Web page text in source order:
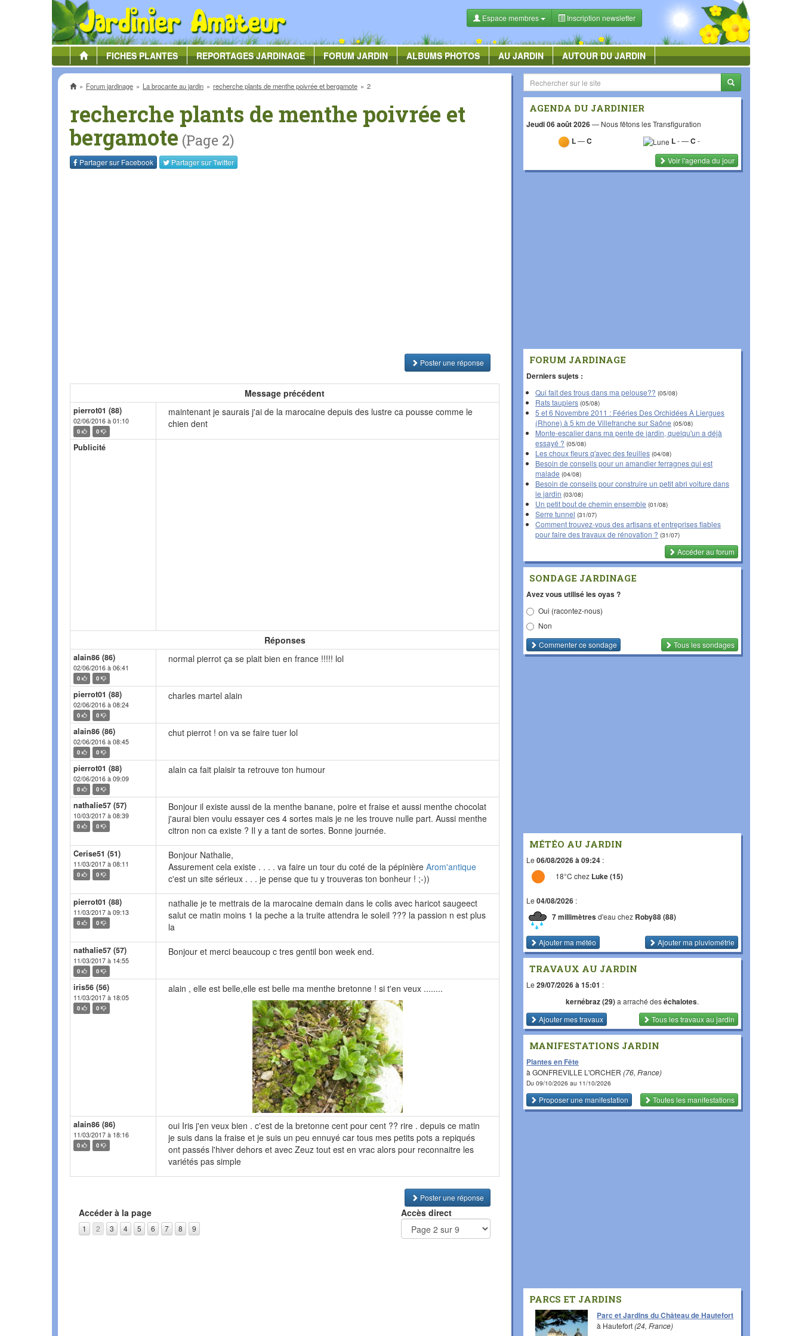
Espace membres Inscription newsletter
FICHESPLANTES REPORTAGESJARDINAGE FORUMJARDIN ALBUMSPHOTOS AU JARDIN AUTOUR DU JARDIN
AccueilForum jardinage La brocante au jardin recherche plants de menthe poivrée et bergamote 2
recherche plants de menthe poivrée et
bergamote (Page 2)
Partager sur Facebook Partager surTwitter
Poster une réponse
Message précédent
pierrot01 (88)
02/06/2016 à 01:10
0 0
maintenant je saurais j'ai de la marocaine depuis des lustre ca pousse comme le
chien dent
Publicité
Réponses
alain86 (86)
02/06/2016 à 06:41
0 0
normal pierrot ça se plait bien en france !!!!! lol
pierrot01 (88)
02/06/2016 à 08:24
0 0
charles martel alain
alain86 (86)
02/06/2016 à 08:45
0 0
chut pierrot ! on va se faire tuer lol
pierrot01 (88)
02/06/2016 à 09:09
0 0
alain ca fait plaisir ta retrouve ton humour
nathalie57 (57)
10/03/2017 à 08:39
0 0
Bonjour il existe aussi de la menthe banane, poire et fraise et aussi menthe chocolat
j'aurai bien voulu essayer ces 4 sortes mais je ne les trouve nulle part. Aussi menthe
citron non ca existe ? Il y a tant de sortes. Bonne journée.
Cerise51 (51)
11/03/2017 à 08:11
0 0
Bonjour Nathalie,
Assurement cela existe . . . . va faire un tour du coté de la pépinière Arom'antique
c'est un site sérieux . . . je pense que tu y trouveras ton bonheur ! ;-))
pierrot01 (88)
11/03/2017 à 09:13
0 0
nathalie je te mettrais de la marocaine demain dans le colis avec haricot saugeect
salut ce matin moins 1 la peche a la truite attendra le soleil ??? la passion n est plus
la
nathalie57 (57)
11/03/2017 à 14:55
0 0
Bonjour et merci beaucoup c tres gentil bon week end.
iris56 (56)
11/03/2017 à 18:05
0 0
alain , elle est belle,elle est belle ma menthe bretonne ! si t'en veux ........
alain86 (86)
11/03/2017 à 18:16
0 0
oui Iris j'en veux bien . c'est de la bretonne cent pour cent ?? rire . depuis ce matin
je suis dans la fraise et je suis un peu ennuyé car tous mes petits pots a repiqués
ont passés l'hiver dehors et avec Zeuz tout est en vrac alors pour reconnaitre les
variétés pas simple
Poster une réponse
Accéder à la page
1 2 3 4 5 6 7 8 9
Accès direct
AGENDA DU JARDINIER
Jeudi 06 août 2026— Nous fêtons les Transfiguration
L—C L-—C-
Voir l'agenda du jour
FORUM JARDINAGE
Derniers sujets :
Qui fait des trous dans ma pelouse?? (05/08)
Rats taupiers (05/08)
5 et 6 Novembre 2011 : Fééries Des Orchidées À Liergues
(Rhone) à 5 km de Villefranche sur Saône (05/08)
Monte-escalier dans ma pente de jardin, quelqu'un a déjà
essayé ? (05/08)
Les choux fleurs q'avec des feuilles (04/08)
Besoin de conseils pour un amandier ferragnes qui est
malade (04/08)
Besoin de conseils pour construire un petit abri voiture dans
le jardin (03/08)
Un petit bout de chemin ensemble (01/08)
Serre tunnel (31/07)
Comment trouvez-vous des artisans et entreprises fiables
pour faire des travaux de rénovation ? (31/07)
Accéder au forum
SONDAGE JARDINAGE
Avez vous utilisé les oyas ?
Oui (racontez-nous)
Non
Commenterce sondage Tous les sondages
MÉTÉO AU JARDIN
Le 06/08/2026 à 09:24 :
18°C chez Luke (15)
Le 04/08/2026 :
7 millimètresd'eau chez Roby88 (88)
Ajouter ma météo Ajouter ma pluviométrie
TRAVAUX AU JARDIN
Le 29/07/2026 à 15:01 :
kernébraz (29)a arraché deséchalotes.
Ajouter mes travaux
Tous les travauxau jardin
MANIFESTATIONS JARDIN
Plantes en Fête
à GONFREVILLE L'ORCHER (76, France)
Du 09/10/2026 au 11/10/2026
Proposer une manifestation Toutes les manifestations
PARCS ET JARDINS
Parc et Jardins du Château de Hautefort
à Hautefort(24, France)